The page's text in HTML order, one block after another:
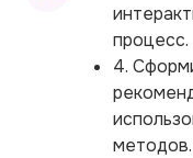
процесс.
4.
методов.